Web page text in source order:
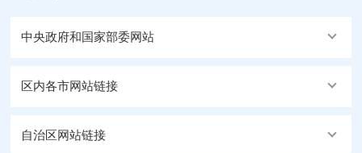
中央政府和国家部委网站
区内各市网站链接
自治区网站链接